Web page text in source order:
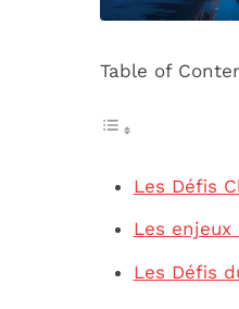
Table of
Les Défis
Les
Les Défis